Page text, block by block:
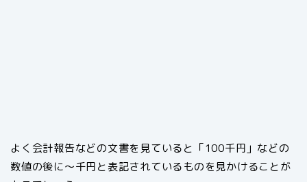
よく会計報告などの文書を見ていると「100千円」などの
数値の後に～千円と表記されているものを見かけることが